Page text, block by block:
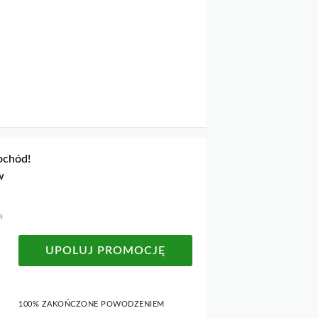
UPOLUJ PROMOCJĘ
100% ZAKOŃCZONE POWODZENIEM